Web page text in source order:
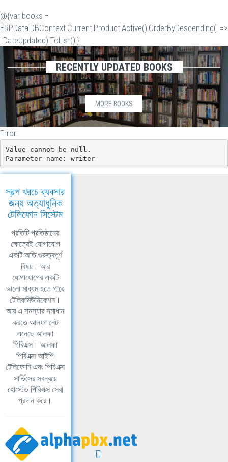
@{var books =
ERP.Data.DBContext.Current.Product.Active().OrderByDescending(i =>
i.DateUpdated).ToList();}
RECENTLY UPDATED BOOKS
MORE BOOKS
Error:
Value cannot be null.
Parameter name: writer
স্বল্প খরচে ব্যবসার
জন্য অত্যাধুনিক
টেলিফোন সিস্টেম
প্রতিটি প্রতিষ্ঠানের
ক্ষেত্রেই যোগাযোগ
একটি অতি গুরুত্বপূর্ণ
বিষয়। আর
যোগাযোগের একটি
ভালো মাধ্যম হতে পারে
টেলিকমিউনিকেশন।
আর এ সমস্যার সমাধান
করতে আলফা নেট
এনেছে আলফা
পিবিএক্স। আলফা
পিবিএক্স আইপি
টেলিফোনি এবং পিবিএক্স
সার্ভিসের সবন্বয়ে
হোস্টেড পিবিএক্স সেবা
প্রদান করে।